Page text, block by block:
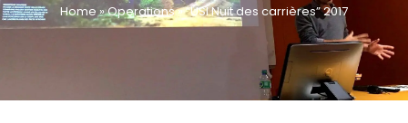
Home»Operations»“USI Nuit des carrières” 2017